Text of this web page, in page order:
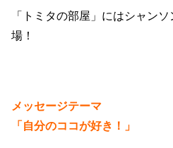
「トミタの部屋」にはシャン
場！
メッセージテーマ
「自分のココが好き！」